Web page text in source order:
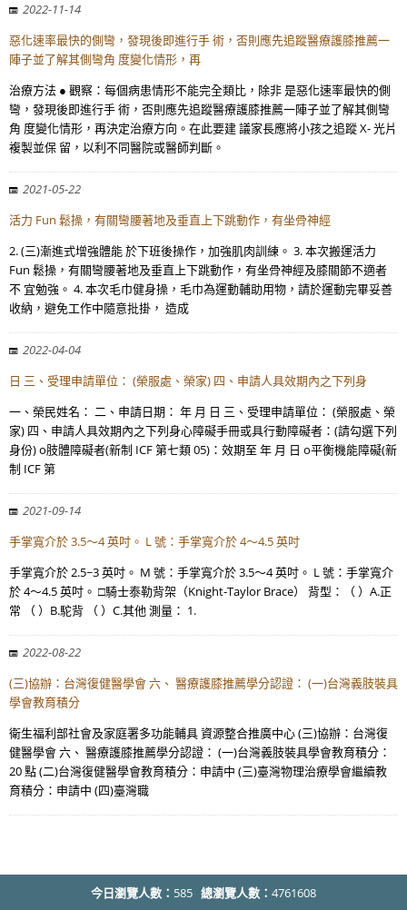
2022-11-14
惡化速率最快的側彎，發現後即進行手 術，否則應先追蹤醫療護膝推薦一
陣子並了解其側彎角 度變化情形，再
治療方法 ● 觀察：每個病患情形不能完全類比，除非 是惡化速率最快的側
彎，發現後即進行手 術，否則應先追蹤醫療護膝推薦一陣子並了解其側彎
角 度變化情形，再決定治療方向。在此要建 議家長應將小孩之追蹤 X- 光片
複製並保 留，以利不同醫院或醫師判斷。
2021-05-22
活力 Fun 鬆操，有關彎腰著地及垂直上下跳動作，有坐骨神經
2. (三)漸進式增強體能 於下班後操作，加強肌肉訓練。 3. 本次搬運活力
Fun 鬆操，有關彎腰著地及垂直上下跳動作，有坐骨神經及膝關節不適者
不 宜勉強。 4. 本次毛巾健身操，毛巾為運動輔助用物，請於運動完畢妥善
收納，避免工作中隨意批掛， 造成
2022-04-04
日 三、受理申請單位： (榮服處、榮家) 四、申請人具效期內之下列身
一、榮民姓名： 二、申請日期： 年 月 日 三、受理申請單位： (榮服處、榮
家) 四、申請人具效期內之下列身心障礙手冊或具行動障礙者：(請勾選下列
身份) o肢體障礙者(新制 ICF 第七類 05)：效期至 年 月 日 o平衡機能障礙(新
制 ICF 第
2021-09-14
手掌寬介於 3.5～4 英吋。 L 號：手掌寬介於 4～4.5 英吋
手掌寬介於 2.5~3 英吋。 M 號：手掌寬介於 3.5～4 英吋。 L 號：手掌寬介
於 4～4.5 英吋。 □騎士泰勒背架（Knight-Taylor Brace） 背型：（ ）A.正
常 （ ）B.駝背 （ ）C.其他 測量： 1.
2022-08-22
(三)協辦：台灣復健醫學會 六、 醫療護膝推薦學分認證： (一)台灣義肢裝具
學會教育積分
衛生福利部社會及家庭署多功能輔具 資源整合推廣中心 (三)協辦：台灣復
健醫學會 六、 醫療護膝推薦學分認證： (一)台灣義肢裝具學會教育積分：
20 點 (二)台灣復健醫學會教育積分：申請中 (三)臺灣物理治療學會繼續教
育積分：申請中 (四)臺灣職
今日瀏覽人數： 585 總瀏覽人數： 4761608